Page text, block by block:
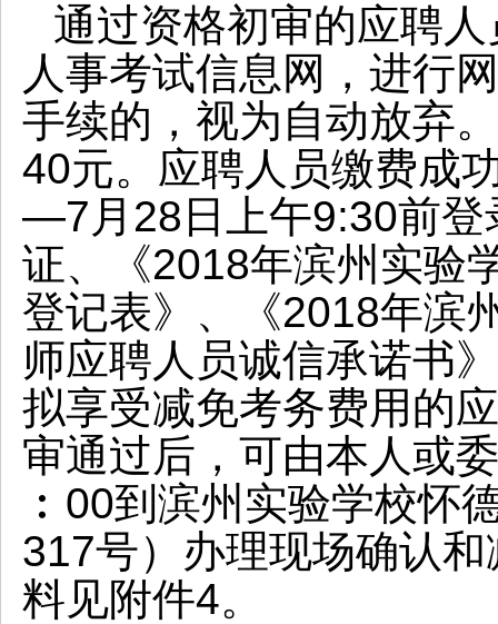
通过资格初审的应聘
人事考试信息网，进行
手续的，视为自动放弃
40元。应聘人员缴费成
—7月28日上午9:30前登
证、《2018年滨州实验
登记表》、《2018年滨
师应聘人员诚信承诺书
拟享受减免考务费用的
审通过后，可由本人或
︰00到滨州实验学校怀
317号）办理现场确认
料见附件4。